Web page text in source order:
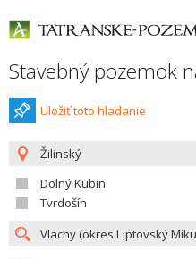
Stavebný pozemok
Uložiť toto hladanie
Žilinský
Dolný Kubín
Tvrdošín